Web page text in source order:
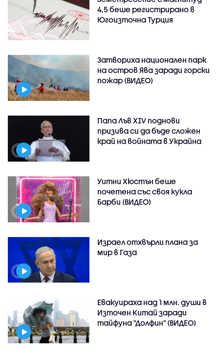
4,5 беше регистрирано в
Югоизточна Турция
Затвориха национален парк
на остров Ява заради горски
пожар (ВИДЕО)
Папа Лъв XIV поднови
призива си да бъде сложен
край на войната в Украйна
Уитни Хюстън беше
почетена със своя кукла
Барби (ВИДЕО)
Израел отхвърли плана за
мир в Газа
Евакуираха над 1 млн. души в
Източен Китай заради
тайфуна "Долфин" (ВИДЕО)